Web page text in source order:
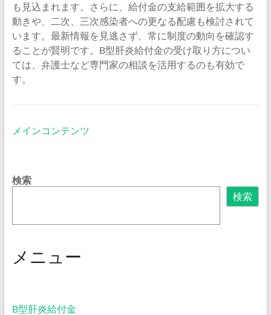
も見込まれます。さらに、給付金の支給範囲を拡大する
動きや、二次、三次感染者への更なる配慮も検討されて
います。最新情報を見逃さず、常に制度の動向を確認す
ることが賢明です。B型肝炎給付金の受け取り方につい
ては、弁護士など専門家の相談を活用するのも有効で
す。
メインコンテンツ
検索
検索
メニュー
B型肝炎給付金